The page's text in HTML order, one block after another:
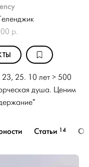
р.
25. 10 лет > 500
душа. Ценим
Статьи 14 О